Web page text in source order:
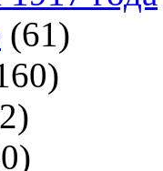
(61)